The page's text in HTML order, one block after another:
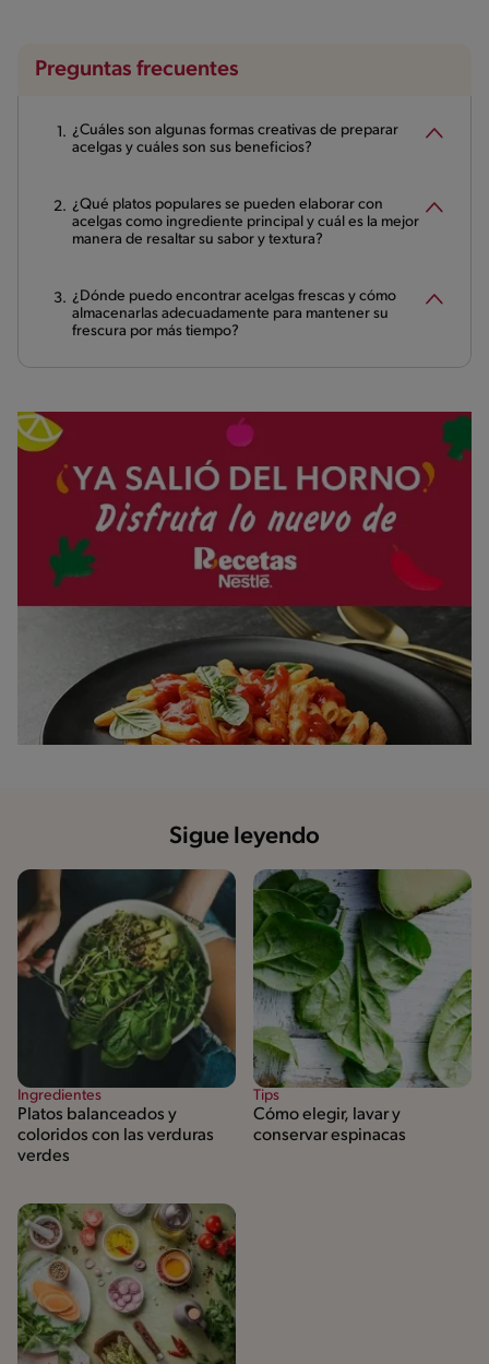
Preguntas frecuentes
¿Cuáles son algunas formas creativas de preparar
acelgas y cuáles son sus beneficios?
¿Qué platos populares se pueden elaborar con
acelgas como ingrediente principal y cuál es la mejor
manera de resaltar su sabor y textura?
¿Dónde puedo encontrar acelgas frescas y cómo
almacenarlas adecuadamente para mantener su
frescura por más tiempo?
Sigue leyendo
Ingredientes
Platos balanceados y
coloridos con las verduras
verdes
Tips
Cómo elegir, lavar y
conservar espinacas